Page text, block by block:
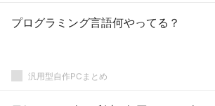
プログラミング言語何やってる？
汎用型自作PCまとめ